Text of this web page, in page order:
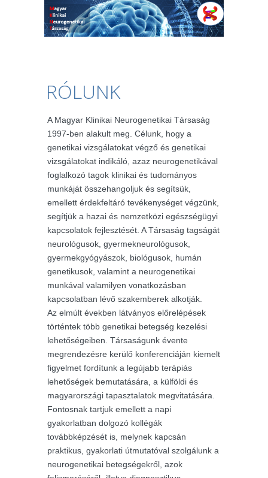
RÓLUNK
A Magyar Klinikai Neurogenetikai Társaság
1997-ben alakult meg. Célunk, hogy a
genetikai vizsgálatokat végző és genetikai
vizsgálatokat indikáló, azaz neurogenetikával
foglalkozó tagok klinikai és tudományos
munkáját összehangoljuk és segítsük,
emellett érdekfeltáró tevékenységet végzünk,
segítjük a hazai és nemzetközi egészségügyi
kapcsolatok fejlesztését. A Társaság tagságát
neurológusok, gyermekneurológusok,
gyermekgyógyászok, biológusok, humán
genetikusok, valamint a neurogenetikai
munkával valamilyen vonatkozásban
kapcsolatban lévő szakemberek alkotják.
Az elmúlt években látványos előrelépések
történtek több genetikai betegség kezelési
lehetőségeiben. Társaságunk évente
megrendezésre kerülő konferenciáján kiemelt
figyelmet fordítunk a legújabb terápiás
lehetőségek bemutatására, a külföldi és
magyarországi tapasztalatok megvitatására.
Fontosnak tartjuk emellett a napi
gyakorlatban dolgozó kollégák
továbbképzését is, melynek kapcsán
praktikus, gyakorlati útmutatóval szolgálunk a
neurogenetikai betegségekről, azok